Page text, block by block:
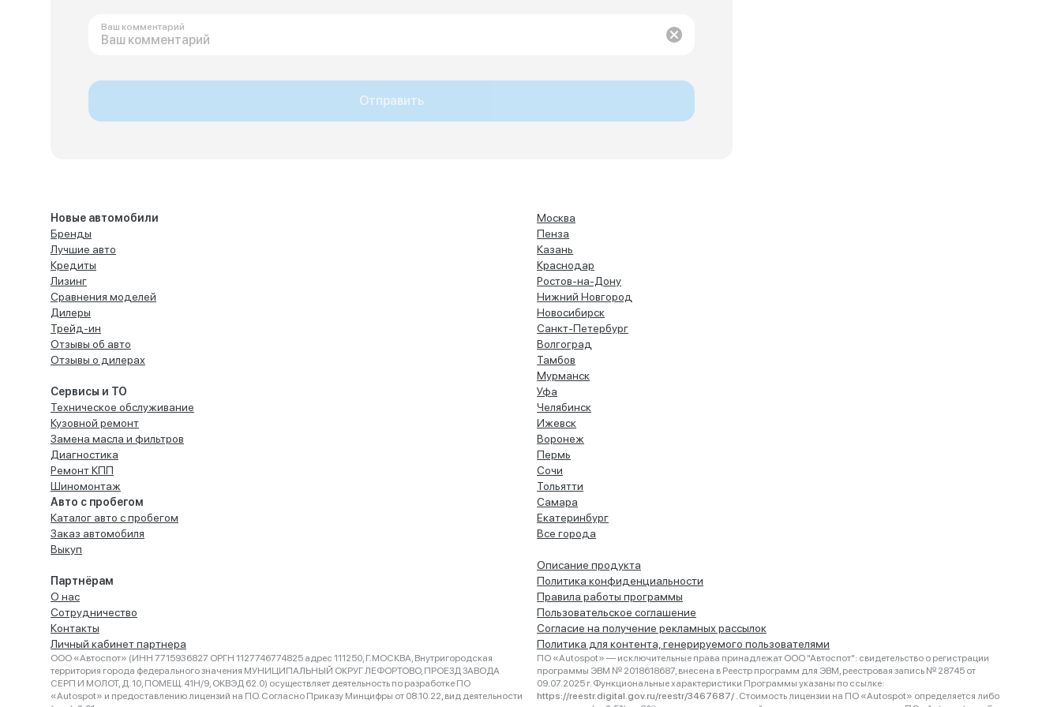
Ваш комментарий
Отправить
Новые автомобили
Бренды
Лучшие авто
Кредиты
Лизинг
Сравнения моделей
Дилеры
Трейд-ин
Отзывы об авто
Отзывы о дилерах
Сервисы и ТО
Техническое обслуживание
Кузовной ремонт
Замена масла и фильтров
Диагностика
Ремонт КПП
Шиномонтаж
Авто с пробегом
Каталог авто с пробегом
Заказ автомобиля
Выкуп
Партнёрам
О нас
Сотрудничество
Контакты
Личный кабинет партнера
Москва
Пенза
Казань
Краснодар
Ростов-на-Дону
Нижний Новгород
Новосибирск
Санкт-Петербург
Волгоград
Тамбов
Мурманск
Уфа
Челябинск
Ижевск
Воронеж
Пермь
Сочи
Тольятти
Самара
Екатеринбург
Все города
Описание продукта
Политика конфиденциальности
Правила работы программы
Пользовательское соглашение
Согласие на получение рекламных рассылок
Политика для контента, генерируемого пользователями
ООО «Автоспот» (ИНН 7715936827 ОРГН 1127746774825 адрес 111250, Г.МОСКВА, Внутригородская
территория города федерального значения МУНИЦИПАЛЬНЫЙ ОКРУГ ЛЕФОРТОВО, ПРОЕЗД ЗАВОДА
СЕРП И МОЛОТ, Д. 10, ПОМЕЩ. 41Н/9, ОКВЭД 62.0) осуществляет деятельность по разработке ПО
«Autospot» и предоставлению лицензий на ПО. Согласно Приказу Минцифры от 08.10.22, вид деятельности
ПО «Autospot» — исключительные права принадлежат ООО "Автоспот": свидетельство о регистрации
программы ЭВМ № 2018618687, внесена в Реестр программ для ЭВМ, реестровая запись № 28745 от
09.07.2025 г. Функциональные характеристики Программы указаны по ссылке:
https://reestr.digital.gov.ru/reestr/3467687/ . Стоимость лицензии на ПО «Autospot» определяется либо